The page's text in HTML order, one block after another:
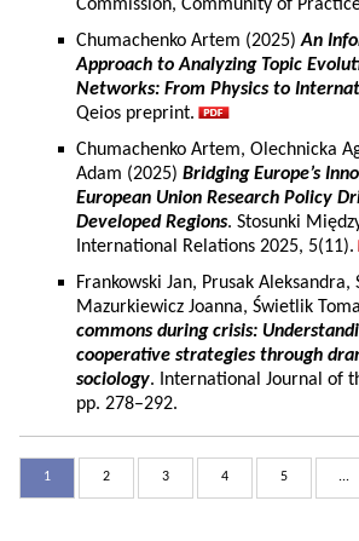
Commission, Community of
Chumachenko Artem (2025)An
Approach to Analyzing Topic
Networks: From Physics to
Qeios preprint.
Chumachenko Artem, Olechnicka
Adam (2025) Bridging Europe’s
European Union Research Policy
Developed Regions. Stosunki
International Relations 2025, 5(11).
Frankowski Jan, Prusak Aleksandra,
Mazurkiewicz Joanna, Świetlik
commons during crisis:
cooperative strategies through
sociology. International Journal of
pp. 278–292.
1 2 3 4 5 ...